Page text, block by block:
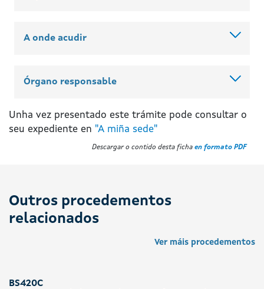
A onde acudir
Órgano responsable
Unha vez presentado este trámite pode consultar o
seu expediente en "A miña sede"
Descargar o contido desta ficha en formato PDF
Outros procedementos
relacionados
Ver máis procedementos
BS420C